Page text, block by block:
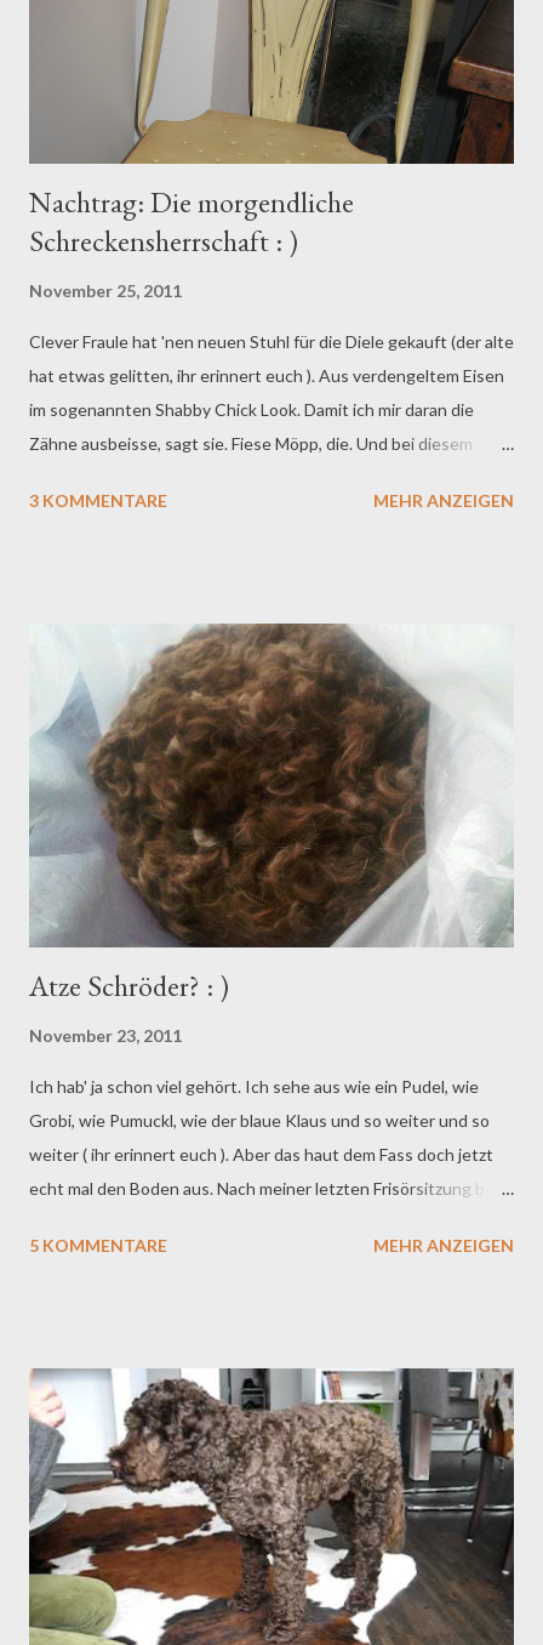
Nachtrag: Die morgendliche
Schreckensherrschaft : )
November 25, 2011
Clever Fraule hat 'nen neuen Stuhl für die Diele gekauft (der alte
hat etwas gelitten, ihr erinnert euch ). Aus verdengeltem Eisen
im sogenannten Shabby Chick Look. Damit ich mir daran die
Zähne ausbeisse, sagt sie. Fiese Möpp, die. Und bei diesem
reinbeißen würde, hat sie Herrle erklärt. Reinbeißen welcome! :
Aber den Gefallen tue ich ihr nicht mehr. Ich bin wieder zu
meiner alten Gewohnheit zurückgekehrt und schlafe lieber, bis
Fraule nach Hause kommt. Na ja, die Schuhe räumt sie aber
vorsichtshalber doch noch in einen anderen Raum. Vertrauen ist
gut, sagt sie, Kontrolle ist besser. Grumpf : )
3 KOMMENTARE MEHR ANZEIGEN
Atze Schröder? : )
November 23, 2011
Ich hab' ja schon viel gehört. Ich sehe aus wie ein Pudel, wie
Grobi, wie Pumuckl, wie der blaue Klaus und so weiter und so
weiter ( ihr erinnert euch ). Aber das haut dem Fass doch jetzt
echt mal den Boden aus. Nach meiner letzten Frisörsitzung bei
erinnere sie an Atze Schröder! Wieso, weiß ich allerdings nicht!
5 KOMMENTARE MEHR ANZEIGEN